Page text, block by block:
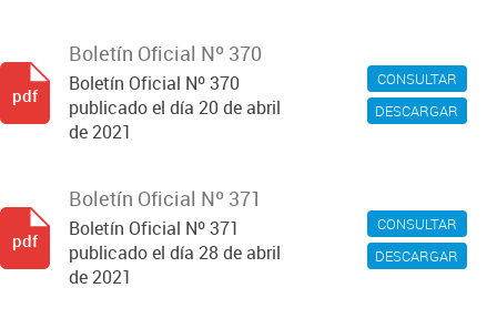
CONSULTAR
DESCARGAR
Boletín Oficial Nº 370
Boletín Oficial Nº 370
publicado el día 20 de abril
de 2021
pdf
CONSULTAR
DESCARGAR
Boletín Oficial Nº 371
Boletín Oficial Nº 371
publicado el día 28 de abril
de 2021
pdf